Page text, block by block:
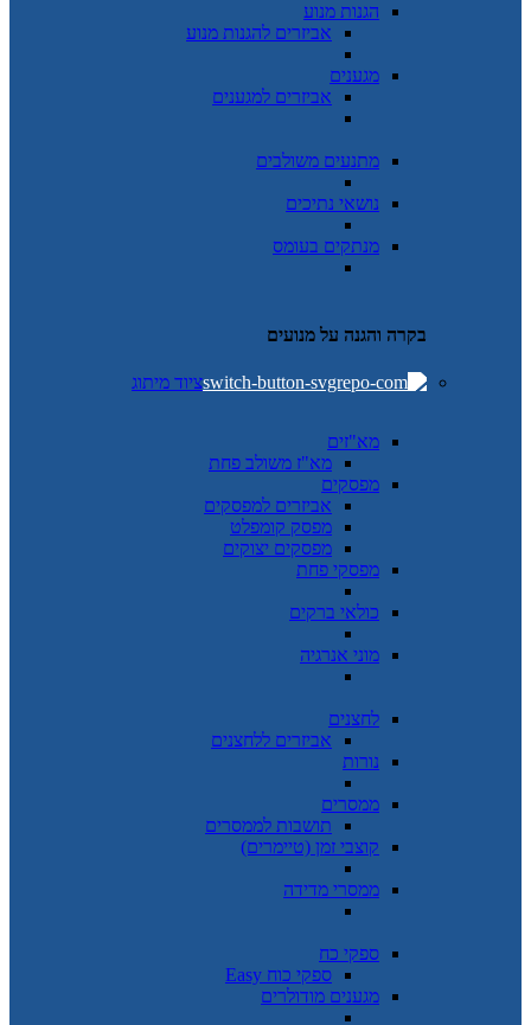
הגנות מנוע
אביזרים להגנות מנוע
מגענים
אביזרים למגענים
מתנעים משולבים
נושאי נתיכים
מנתקים בעומס
בקרה והגנה על מנועים
ציוד מיתוג
מא"זים
מא"ז משולב פחת
מפסקים
אביזרים למפסקים
מפסק קומפלט
מפסקים יצוקים
מפסקי פחת
כולאי ברקים
מוני אנרגיה
לחצנים
אביזרים ללחצנים
נורות
ממסרים
תושבות לממסרים
קוצבי זמן (טיימרים)
ממסרי מדידה
ספקי כח
ספקי כוח Easy
מגענים מודולרים